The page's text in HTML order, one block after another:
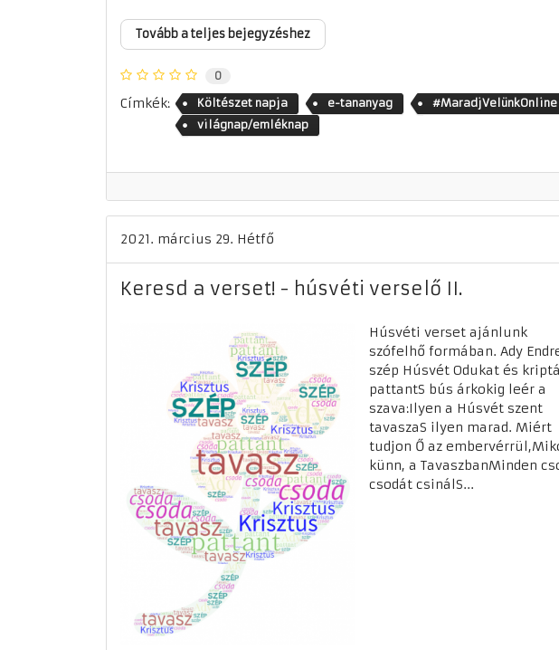
Tovább a teljes bejegyzéshez
0
Címkék: Költészet napja e-tananyag
#MaradjVelünkOnline
világnap/emléknap
2021. március 29. Hétfő
Keresd a verset! - húsvéti verselő II.
Húsvéti verset ajánlunk
szófelhő formában. Ady
szép Húsvét Odukat és
pattantS bús árkokig leér a
szava:Ilyen a Húsvét szent
tavaszaS ilyen marad. Miért
tudjon Ő az
künn, a TavaszbanMinden
csodát csinálS...